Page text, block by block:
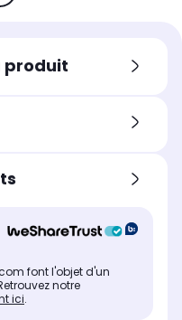
l x h x p
20.3 x 9 cm
produit
font l'objet d'un
notre
ici.